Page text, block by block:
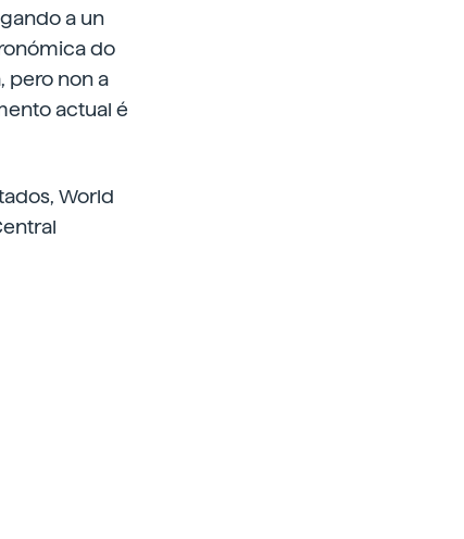
a un
do
pero non a
actual é
World